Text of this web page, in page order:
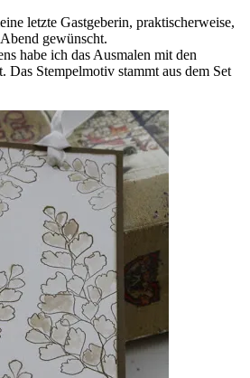
letzte Gastgeberin, praktischerweise,
gewünscht.
habe ich das Ausmalen mit den
Das Stempelmotiv stammt aus dem Set